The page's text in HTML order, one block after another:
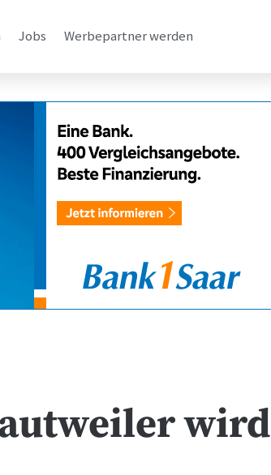
Jobs Werbepartner werden
wird